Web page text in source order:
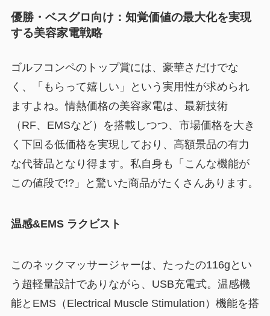
優勝・ベスグロ向け：知覚価値の最大化を実現
する美容家電戦略
ゴルフコンペのトップ賞には、豪華さだけでな
く、「もらって嬉しい」という実用性が求められ
ますよね。情熱価格の美容家電は、最新技術
（RF、EMSなど）を搭載しつつ、市場価格を大き
く下回る低価格を実現しており、高額景品の有力
な代替品となり得ます。私自身も「こんな機能が
この値段で!?」と驚いた商品がたくさんあります。
温感&EMS ラクビスト
このネックマッサージャーは、たったの116gとい
う超軽量設計でありながら、USB充電式。温感機
能とEMS（Electrical Muscle Stimulation）機能を搭